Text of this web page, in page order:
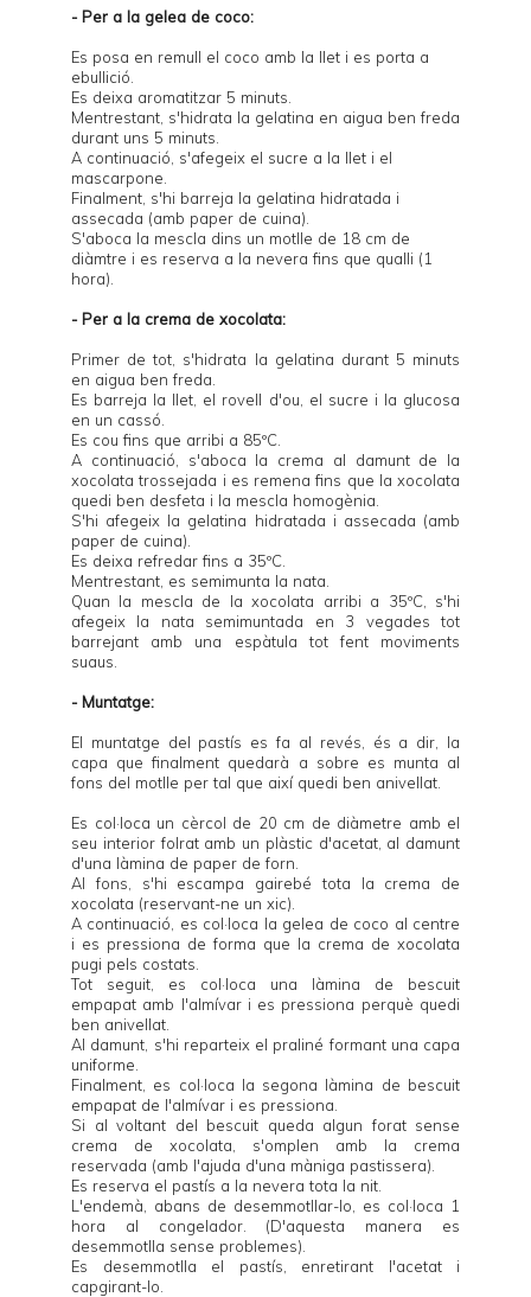
- Per a la gelea de coco:
Es posa en remull el coco amb la llet i es porta a
ebullició.
Es deixa aromatitzar 5 minuts.
Mentrestant, s'hidrata la gelatina en aigua ben freda
durant uns 5 minuts.
A continuació, s'afegeix el sucre a la llet i el
mascarpone.
Finalment, s'hi barreja la gelatina hidratada i
assecada (amb paper de cuina).
S'aboca la mescla dins un motlle de 18 cm de
diàmtre i es reserva a la nevera fins que qualli (1
hora).
- Per a la crema de xocolata:
Primer de tot, s'hidrata la gelatina durant 5 minuts
en aigua ben freda.
Es barreja la llet, el rovell d'ou, el sucre i la glucosa
en un cassó.
Es cou fins que arribi a 85ºC.
A continuació, s'aboca la crema al damunt de la
xocolata trossejada i es remena fins que la xocolata
quedi ben desfeta i la mescla homogènia.
S'hi afegeix la gelatina hidratada i assecada (amb
paper de cuina).
Es deixa refredar fins a 35ºC.
Mentrestant, es semimunta la nata.
Quan la mescla de la xocolata arribi a 35ºC, s'hi
afegeix la nata semimuntada en 3 vegades tot
barrejant amb una espàtula tot fent moviments
suaus.
- Muntatge:
El muntatge del pastís es fa al revés, és a dir, la
capa que finalment quedarà a sobre es munta al
fons del motlle per tal que així quedi ben anivellat.
Es col·loca un cèrcol de 20 cm de diàmetre amb el
seu interior folrat amb un plàstic d'acetat, al damunt
d'una làmina de paper de forn.
Al fons, s'hi escampa gairebé tota la crema de
xocolata (reservant-ne un xic).
A continuació, es col·loca la gelea de coco al centre
i es pressiona de forma que la crema de xocolata
pugi pels costats.
Tot seguit, es col·loca una làmina de bescuit
empapat amb l'almívar i es pressiona perquè quedi
ben anivellat.
Al damunt, s'hi reparteix el praliné formant una capa
uniforme.
Finalment, es col·loca la segona làmina de bescuit
empapat de l'almívar i es pressiona.
Si al voltant del bescuit queda algun forat sense
crema de xocolata, s'omplen amb la crema
reservada (amb l'ajuda d'una màniga pastissera).
Es reserva el pastís a la nevera tota la nit.
L'endemà, abans de desemmotllar-lo, es col·loca 1
hora al congelador. (D'aquesta manera es
desemmotlla sense problemes).
Es desemmotlla el pastís, enretirant l'acetat i
capgirant-lo.